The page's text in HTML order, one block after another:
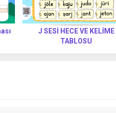
J Sesi Labirent Etkinlikleri